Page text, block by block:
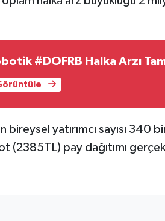
#DOFRB Halka Arzı
bireysel yatırımcı sayısı 340
(2385TL) pay dağıtımı